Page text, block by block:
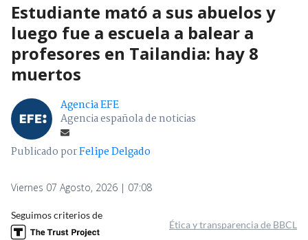
Estudiante mató a sus abuelos y
luego fue a escuela a balear a
profesores en Tailandia: hay 8
muertos
Agencia EFE
Agencia española de noticias
Publicado porFelipe Delgado
Viernes 07 Agosto, 2026 | 07:08
Seguimos criterios de
Ética y transparencia de BBCL